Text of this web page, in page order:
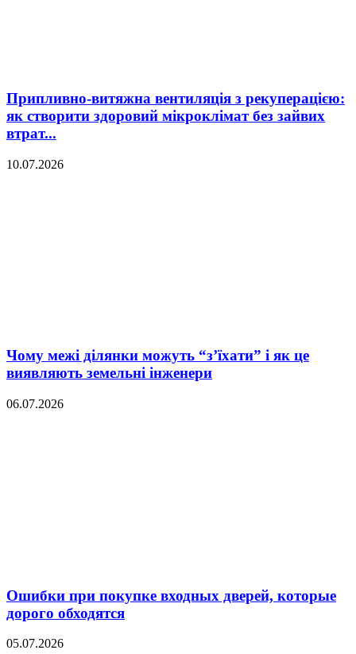
Припливно-витяжна вентиляція з рекуперацією:
як створити здоровий мікроклімат без зайвих
втрат...
10.07.2026
Чому межі ділянки можуть “з’їхати” і як це
виявляють земельні інженери
06.07.2026
Ошибки при покупке входных дверей, которые
дорого обходятся
05.07.2026